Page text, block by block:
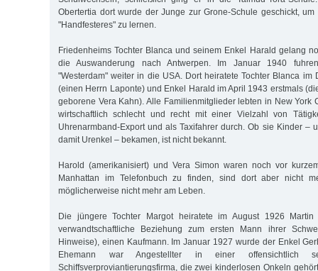
Obertertia dort wurde der Junge zur Grone-Schule geschickt, um
"Handfesteres" zu lernen.
Friedenheims Tochter Blanca und seinem Enkel Harald gelang
die Auswanderung nach Antwerpen. Im Januar 1940
"Westerdam" weiter in die USA. Dort heiratete Tochter Blanca im
(einen Herrn Laponte) und Enkel Harald im April 1943 erstmals
geborene Vera Kahn). Alle Familienmitglieder lebten in New York
wirtschaftlich schlecht und recht mit einer Vielzahl von
Uhrenarmband-Export und als Taxifahrer durch. Ob sie Kinder –
damit Urenkel – bekamen, ist nicht bekannt.
Harold (amerikanisiert) und Vera Simon waren noch vor
Manhattan im Telefonbuch zu finden, sind dort aber nicht
möglicherweise nicht mehr am Leben.
Die jüngere Tochter Margot heiratete im August 1926
verwandtschaftliche Beziehung zum ersten Mann ihrer
Hinweise), einen Kaufmann. Im Januar 1927 wurde der Enkel
Ehemann war Angestellter in einer offensichtlich
Schiffsverproviantierungsfirma, die zwei kinderlosen Onkeln